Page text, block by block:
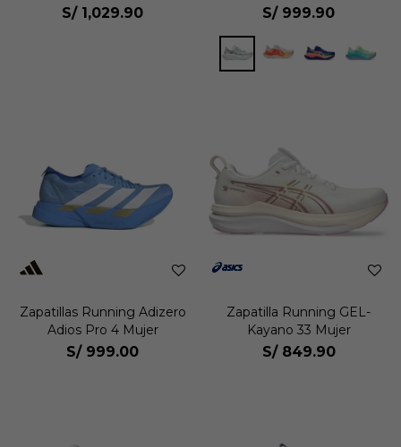
S/ 1,029.90 S/ 999.90
Zapatillas Running Adizero
Adios Pro 4 Mujer
S/ 999.00
Zapatilla Running GEL-
Kayano 33 Mujer
S/ 849.90